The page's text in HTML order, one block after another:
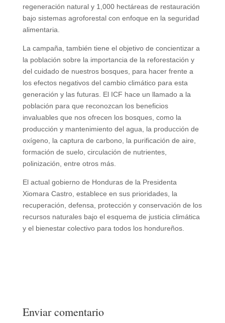
regeneración natural y 1,000 hectáreas de restauración
bajo sistemas agroforestal con enfoque en la seguridad
alimentaria.
La campaña, también tiene el objetivo de concientizar a
la población sobre la importancia de la reforestación y
del cuidado de nuestros bosques, para hacer frente a
los efectos negativos del cambio climático para esta
generación y las futuras. El ICF hace un llamado a la
población para que reconozcan los beneficios
invaluables que nos ofrecen los bosques, como la
producción y mantenimiento del agua, la producción de
oxígeno, la captura de carbono, la purificación de aire,
formación de suelo, circulación de nutrientes,
polinización, entre otros más.
El actual gobierno de Honduras de la Presidenta
Xiomara Castro, establece en sus prioridades, la
recuperación, defensa, protección y conservación de los
recursos naturales bajo el esquema de justicia climática
y el bienestar colectivo para todos los hondureños.
Enviar comentario